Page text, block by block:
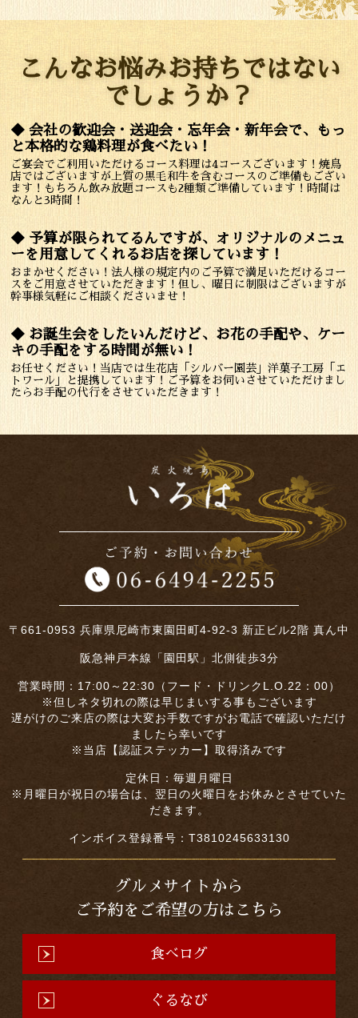
こんなお悩みお持ちではない
でしょうか？
◆ 会社の歓迎会・送迎会・忘年会・新年会で、もっ
と本格的な鶏料理が食べたい！
ご宴会でご利用いただけるコース料理は4コースございます！焼鳥
店ではございますが上質の黒毛和牛を含むコースのご準備もござい
ます！もちろん飲み放題コースも2種類ご準備しています！時間は
なんと3時間！
◆ 予算が限られてるんですが、オリジナルのメニュ
ーを用意してくれるお店を探しています！
おまかせください！法人様の規定内のご予算で満足いただけるコー
スをご用意させていただきます！但し、曜日に制限はございますが
幹事様気軽にご相談くださいませ！
◆ お誕生会をしたいんだけど、お花の手配や、ケー
キの手配をする時間が無い！
お任せください！当店では生花店「シルバー園芸」洋菓子工房「エ
トワール」と提携しています！ご予算をお伺いさせていただけまし
たらお手配の代行をさせていただきます！
〒661-0953 兵庫県尼崎市東園田町4-92-3 新正ビル2階 真ん中
阪急神戸本線「園田駅」北側徒歩3分
営業時間：17:00～22:30（フード・ドリンクL.O.22：00）
※但しネタ切れの際は早じまいする事もございます
遅がけのご来店の際は大変お手数ですがお電話で確認いただけ
ましたら幸いです
※当店【認証ステッカー】取得済みです
定休日：毎週月曜日
※月曜日が祝日の場合は、翌日の火曜日をお休みとさせていた
だきます。
インボイス登録番号：T3810245633130
グルメサイトから
ご予約をご希望の方はこちら
食べログ
ぐるなび